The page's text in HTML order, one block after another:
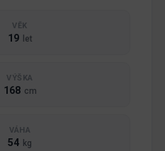
VĚK
19 let
VÝŠKA
168 cm
VÁHA
54 kg